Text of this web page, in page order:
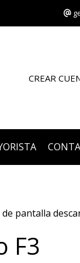
CREAR
de pantalla
F3